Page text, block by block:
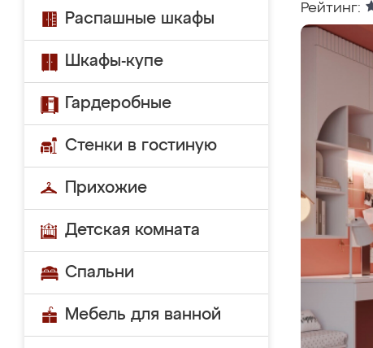
Распашные шкафы
Шкафы-купе
Гардеробные
Стенки в гостиную
Прихожие
Детская комната
Спальни
Мебель для ванной
Рейтинг: